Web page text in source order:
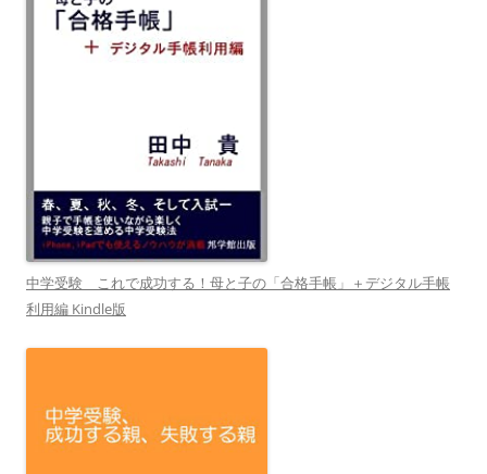
中学受験 これで成功する！母と子の「合格手帳」＋デジタル手帳
利用編 Kindle版